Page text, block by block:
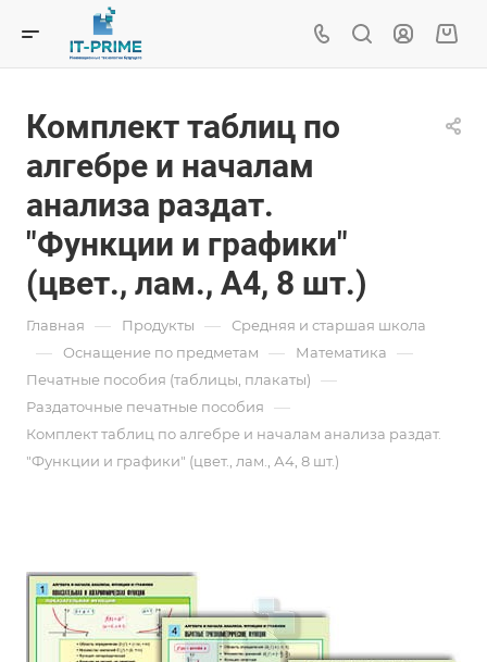
Комплект таблиц по
алгебре и началам
анализа раздат.
"Функции и графики"
(цвет., лам., А4, 8 шт.)
Главная — Продукты — Средняя и старшая школа
— Oснащение по предметам — Математика —
Печатные пособия (таблицы, плакаты) —
Раздаточные печатные пособия —
Комплект таблиц по алгебре и началам анализа раздат.
"Функции и графики" (цвет., лам., А4, 8 шт.)